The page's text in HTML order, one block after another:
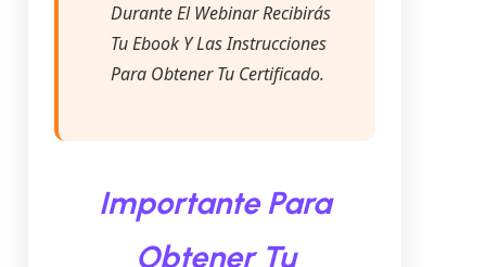
Durante El Webinar Recibirás
Tu Ebook Y Las Instrucciones
Para Obtener Tu Certificado.
Importante Para
Obtener Tu